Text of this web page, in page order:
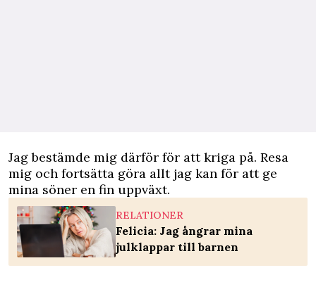
Jag bestämde mig därför för att kriga på. Resa
mig och fortsätta göra allt jag kan för att ge
mina söner en fin uppväxt.
RELATIONER
Felicia: Jag ångrar mina
julklappar till barnen